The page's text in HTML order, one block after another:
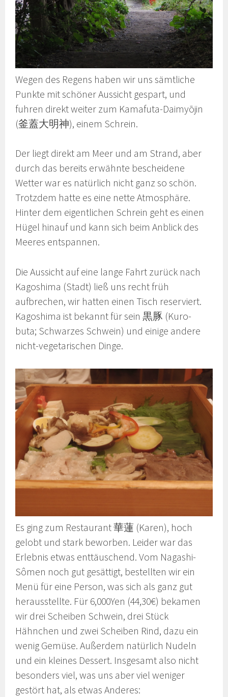
Wegen des Regens haben wir uns sämtliche
Punkte mit schöner Aussicht gespart, und
fuhren direkt weiter zum Kamafuta-Daimyōjin
(釜蓋大明神), einem Schrein.
Der liegt direkt am Meer und am Strand, aber
durch das bereits erwähnte bescheidene
Wetter war es natürlich nicht ganz so schön.
Trotzdem hatte es eine nette Atmosphäre.
Hinter dem eigentlichen Schrein geht es einen
Hügel hinauf und kann sich beim Anblick des
Meeres entspannen.
Die Aussicht auf eine lange Fahrt zurück nach
Kagoshima (Stadt) ließ uns recht früh
aufbrechen, wir hatten einen Tisch reserviert.
Kagoshima ist bekannt für sein 黒豚 (Kuro-
buta; Schwarzes Schwein) und einige andere
nicht-vegetarischen Dinge.
Es ging zum Restaurant 華蓮 (Karen), hoch
gelobt und stark beworben. Leider war das
Erlebnis etwas enttäuschend. Vom Nagashi-
Sômen noch gut gesättigt, bestellten wir ein
Menü für eine Person, was sich als ganz gut
herausstellte. Für 6,000Yen (44,30€) bekamen
wir drei Scheiben Schwein, drei Stück
Hähnchen und zwei Scheiben Rind, dazu ein
wenig Gemüse. Außerdem natürlich Nudeln
und ein kleines Dessert. Insgesamt also nicht
besonders viel, was uns aber viel weniger
gestört hat, als etwas Anderes: